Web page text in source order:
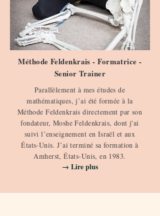
Méthode Feldenkrais - Formatrice -
Senior Trainer
Parallèlement à mes études de
mathématiques, j’ai été formée à la
Méthode Feldenkrais directement par son
fondateur, Moshe Feldenkrais, dont j'ai
suivi l’enseignement en Israël et aux
États-Unis. J’ai terminé sa formation à
Amherst, États-Unis, en 1983.
→ Lire plus